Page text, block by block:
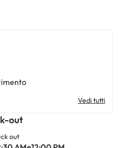
Vedi tutti
out
out